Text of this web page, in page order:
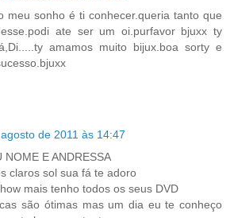
meu sonho é ti conhecer.queria tanto que
ate ser um oi.purfavor bjuxx ty
amamos muito bijux.boa sorty e
de 2011 às 14:47
NOME E ANDRESSA
claros sol sua fá te adoro
mais tenho todos os seus DVD
são ótimas mas um dia eu te conheço